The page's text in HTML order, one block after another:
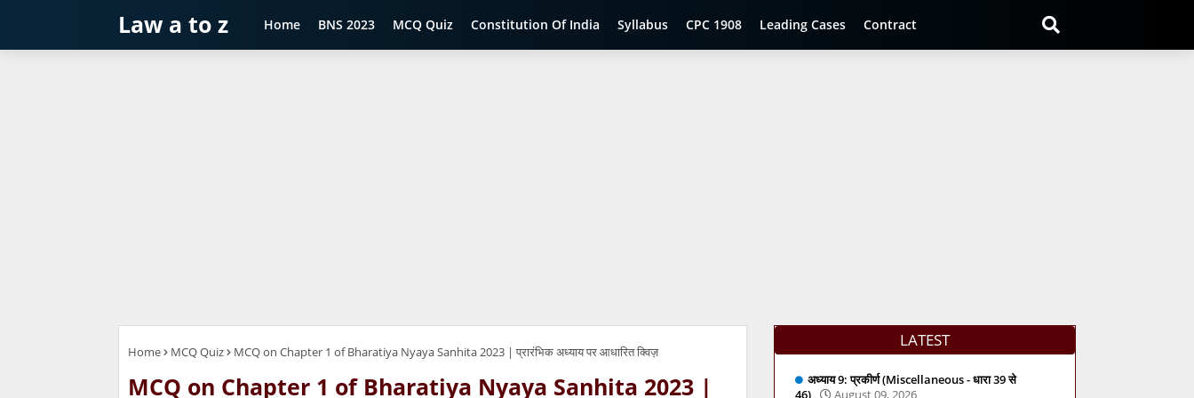
Law a to z Home BNS 2023 MCQ Quiz Constitution Of India Syllabus CPC 1908 Leading Cases Contract
Home MCQ Quiz MCQ on Chapter 1 of Bharatiya Nyaya Sanhita 2023 | प्रारंभिक अध्याय पर आधारित क्विज़
MCQ on Chapter 1 of Bharatiya Nyaya Sanhita 2023 |
LATEST
अध्याय 9: प्रकीर्ण (Miscellaneous - धारा 39 से